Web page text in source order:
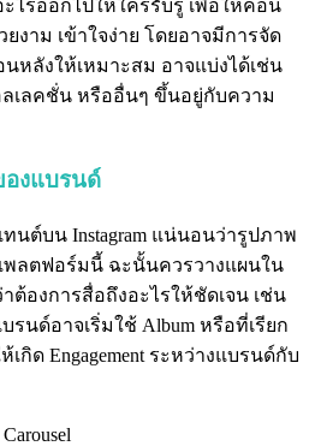
ะไรออกไปให้ใครรับรู้ เพื่อให้คอน
งาม เข้าใจง่าย โดยอาจมีการจัด
หลังให้เหมาะสม อาจแบ่งได้เช่น
เลคชั่น หรืออื่นๆ ขึ้นอยู่กับความ
งแบรนด์
นต์บน Instagram แน่นอนว่ารูปภาพ
ลตฟอร์มนี้ ฉะนั้นควรวางแผนใน
ต้องการสื่อถึงอะไรให้ชัดเจน เช่น
รนด์อาจเริ่มใช้ Album หรือที่เรียก
เกิด Engagement ระหว่างแบรนด์กับ